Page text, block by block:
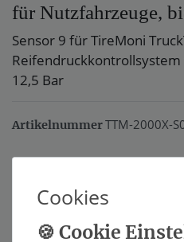
für Nutzfahrzeuge,
Sensor 9 für TireMoni
12,5 Bar
ArtikelnummerTTM-2000X-
Cookies